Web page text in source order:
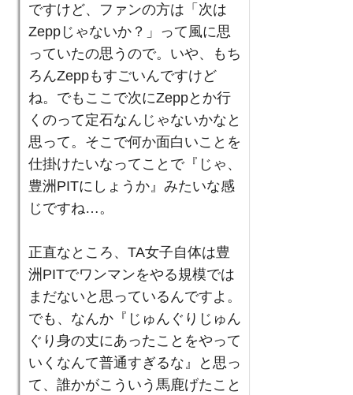
ですけど、ファンの方は「次は
Zeppじゃないか？」って風に思
っていたの思うので。いや、もち
ろんZeppもすごいんですけど
ね。でもここで次にZeppとか行
くのって定石なんじゃないかなと
思って。そこで何か面白いことを
仕掛けたいなってことで『じゃ、
豊洲PITにしょうか』みたいな感
じですね…。
正直なところ、TA女子自体は豊
洲PITでワンマンをやる規模では
まだないと思っているんですよ。
でも、なんか『じゅんぐりじゅん
ぐり身の丈にあったことをやって
いくなんて普通すぎるな』と思っ
て、誰かがこういう馬鹿げたこと